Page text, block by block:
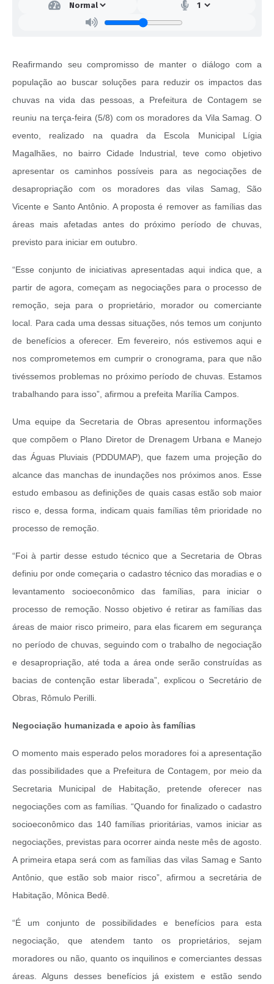
Reafirmando seu compromisso de manter o diálogo com a
população ao buscar soluções para reduzir os impactos das
chuvas na vida das pessoas, a Prefeitura de Contagem se
reuniu na terça-feira (5/8) com os moradores da Vila Samag. O
evento, realizado na quadra da Escola Municipal Lígia
Magalhães, no bairro Cidade Industrial, teve como objetivo
apresentar os caminhos possíveis para as negociações de
desapropriação com os moradores das vilas Samag, São
Vicente e Santo Antônio. A proposta é remover as famílias das
áreas mais afetadas antes do próximo período de chuvas,
previsto para iniciar em outubro.
“Esse conjunto de iniciativas apresentadas aqui indica que, a
partir de agora, começam as negociações para o processo de
remoção, seja para o proprietário, morador ou comerciante
local. Para cada uma dessas situações, nós temos um conjunto
de benefícios a oferecer. Em fevereiro, nós estivemos aqui e
nos comprometemos em cumprir o cronograma, para que não
tivéssemos problemas no próximo período de chuvas. Estamos
trabalhando para isso”, afirmou a prefeita Marília Campos.
Uma equipe da Secretaria de Obras apresentou informações
que compõem o Plano Diretor de Drenagem Urbana e Manejo
das Águas Pluviais (PDDUMAP), que fazem uma projeção do
alcance das manchas de inundações nos próximos anos. Esse
estudo embasou as definições de quais casas estão sob maior
risco e, dessa forma, indicam quais famílias têm prioridade no
processo de remoção.
“Foi à partir desse estudo técnico que a Secretaria de Obras
definiu por onde começaria o cadastro técnico das moradias e o
levantamento socioeconômico das famílias, para iniciar o
processo de remoção. Nosso objetivo é retirar as famílias das
áreas de maior risco primeiro, para elas ficarem em segurança
no período de chuvas, seguindo com o trabalho de negociação
e desapropriação, até toda a área onde serão construídas as
bacias de contenção estar liberada”, explicou o Secretário de
Obras, Rômulo Perilli.
Negociação humanizada e apoio às famílias
O momento mais esperado pelos moradores foi a apresentação
das possibilidades que a Prefeitura de Contagem, por meio da
Secretaria Municipal de Habitação, pretende oferecer nas
negociações com as famílias. “Quando for finalizado o cadastro
socioeconômico das 140 famílias prioritárias, vamos iniciar as
negociações, previstas para ocorrer ainda neste mês de agosto.
A primeira etapa será com as famílias das vilas Samag e Santo
Antônio, que estão sob maior risco”, afirmou a secretária de
Habitação, Mônica Bedê.
“É um conjunto de possibilidades e benefícios para esta
negociação, que atendem tanto os proprietários, sejam
moradores ou não, quanto os inquilinos e comerciantes dessas
áreas. Alguns desses benefícios já existem e estão sendo